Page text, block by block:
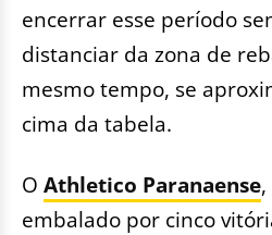
encerrar esse período
distanciar da zona de
mesmo tempo, se
cima da tabela.
O Athletico Paranaense
embalado por cinco